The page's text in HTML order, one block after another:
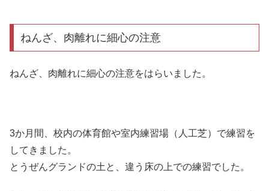
ねんざ、肉離れに細心の注意
ねんざ、肉離れに細心の注意をはらいました。
3か月間、校内の体育館や室内練習場（人工芝）で練習を
してきました。
とうぜんグランドの土と、違う床の上での練習でした。